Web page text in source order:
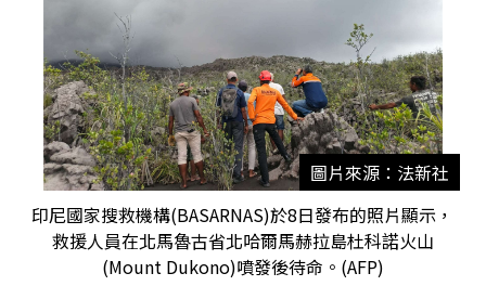
圖片來源：法新社
印尼國家搜救機構(BASARNAS)於8日發布的照片​​顯示，
救援人員在北馬魯古省北哈爾馬赫拉島杜科諾火山
(Mount Dukono)噴發後待命。(AFP)